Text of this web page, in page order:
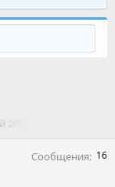
Сообщения 16